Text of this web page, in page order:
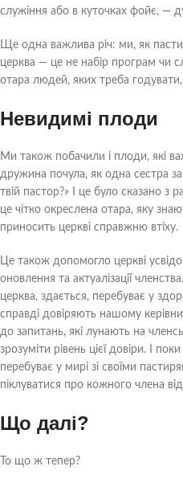
служіння або в куточках фойє, —
Ще одна важлива річ: ми, як
церква — це не набір програм чи
отара людей, яких треба
Невидимі плоди
Ми також побачили і плоди, які
дружина почула, як одна сестра
твій пастор?» І це було сказано
це чітко окреслена отара, яку
приносить церкві справжню втіху.
Це також допомогло церкві
оновлення та актуалізації
церква, здається, перебуває у
справді довіряють нашому
до запитань, які лунають на
зрозуміти рівень цієї довіри. І
перебуває у мирі зі своїми
піклуватися про кожного члена
Що далі?
То що ж тепер?